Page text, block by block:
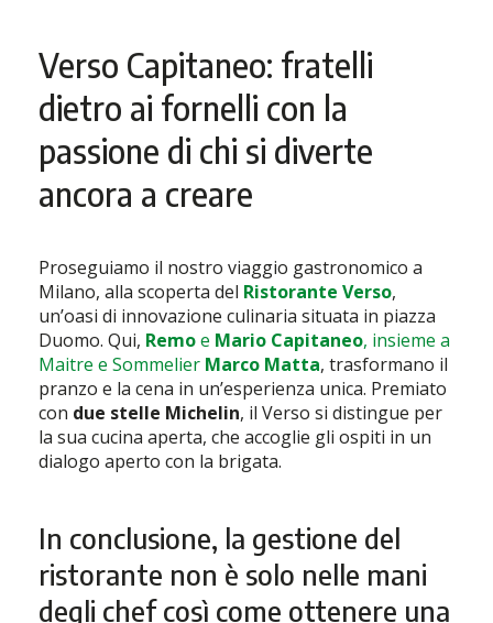
Verso Capitaneo: fratelli
dietro ai fornelli con la
passione di chi si diverte
ancora a creare
Proseguiamo il nostro viaggio gastronomico a
Milano, alla scoperta del Ristorante Verso,
un’oasi di innovazione culinaria situata in piazza
Duomo. Qui, Remoe Mario Capitaneo, insieme a
Maitre e Sommelier Marco Matta, trasformano il
pranzo e la cena in un’esperienza unica. Premiato
con due stelle Michelin, il Verso si distingue per
la sua cucina aperta, che accoglie gli ospiti in un
dialogo aperto con la brigata.
In conclusione, la gestione del
ristorante non è solo nelle mani
degli chef così come ottenere una